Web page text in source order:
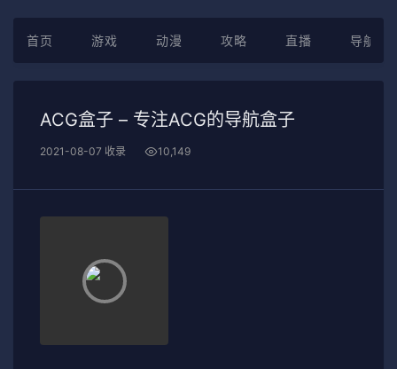
首页 游戏 动漫 攻略 直播 导航
ACG盒子 – 专注ACG的导航盒子
2021-08-07 收录 10,149